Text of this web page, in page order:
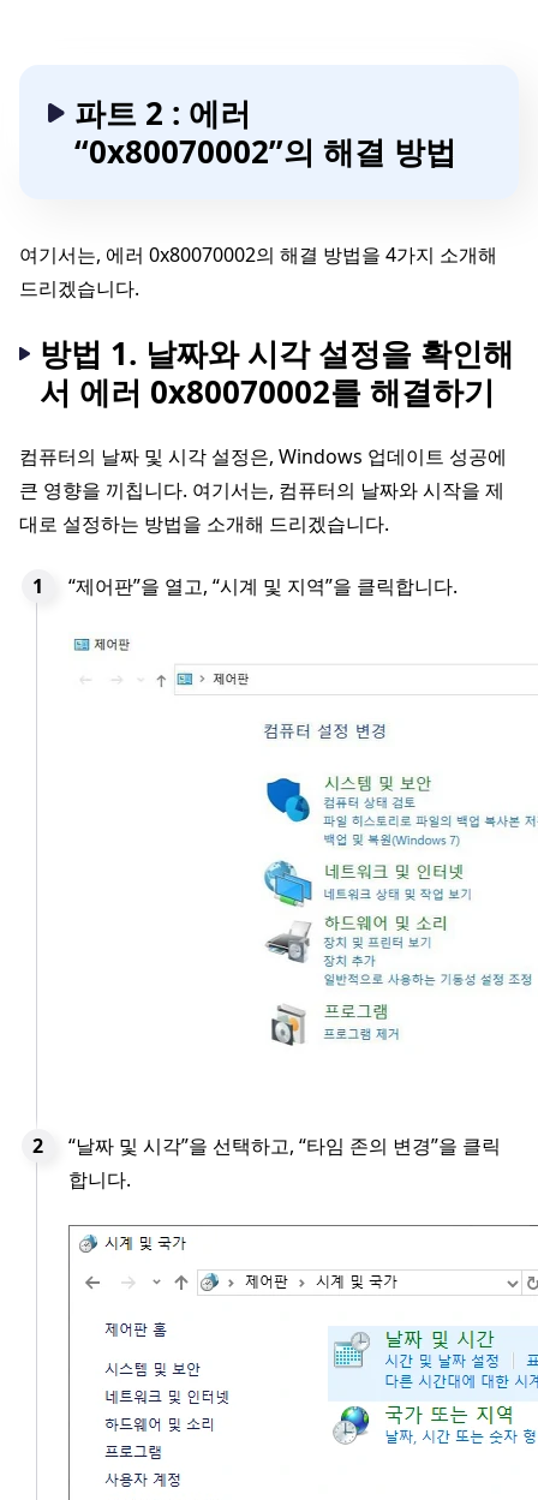
파트 2 : 에러
“0x80070002”의 해결 방법
여기서는, 에러 0x80070002의 해결 방법을 4가지 소개해
드리겠습니다.
방법 1. 날짜와 시각 설정을 확인해
서 에러 0x80070002를 해결하기
컴퓨터의 날짜 및 시각 설정은, Windows 업데이트 성공에
큰 영향을 끼칩니다. 여기서는, 컴퓨터의 날짜와 시작을 제
대로 설정하는 방법을 소개해 드리겠습니다.
“제어판”을 열고, “시계 및 지역”을 클릭합니다.
“날짜 및 시각”을 선택하고, “타임 존의 변경”을 클릭
합니다.